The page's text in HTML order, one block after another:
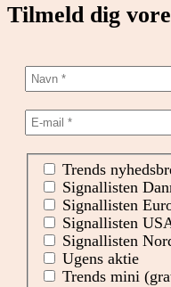
Tilmeld dig
Trends
Signallisten
Signallisten
Signallisten
Signallisten
Ugens aktie
Trends mini